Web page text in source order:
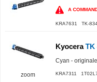
A
KRA7631 TK-
zoom
KyoceraTK
Cyan -
KRA7311